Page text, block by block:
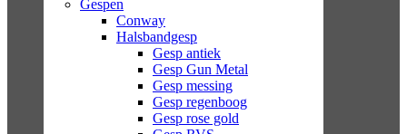
Gespen
Conway
Halsbandgesp
Gesp antiek
Gesp Gun Metal
Gesp messing
Gesp regenboog
Gesp rose gold